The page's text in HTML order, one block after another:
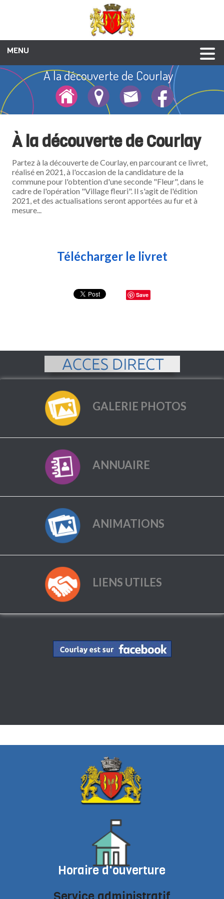
MENU
Mairie
Urbanisme
Enfance-jeunesse
Economie
Culture et patrimoine
A la découverte de Courlay
Musée école de la Tour Nivelle
La seigneurie de Pont Courlay
Le Logis de L'Audouinière
L'église et son retable
Ernest Pérochon
La petite église
La vieille cure et le presbytère
Le Pied du Roy
Le train à Courlay
Vie associative
Social et santé
Galerie photos
Annuaire
Animations
Liens utiles
A la découverte de Courlay
À la découverte de Courlay
Partez à la découverte de Courlay, en parcourant ce livret,
réalisé en 2021, à l'occasion de la candidature de la
commune pour l'obtention d'une seconde "Fleur", dans le
cadre de l'opération "Village fleuri". Il s'agit de l'édition
2021, et des actualisations seront apportées au fur et à
mesure...
Télécharger le livret
Save
GALERIE PHOTOS
ANNUAIRE
ANIMATIONS
LIENS UTILES
Horaire d'ouverture